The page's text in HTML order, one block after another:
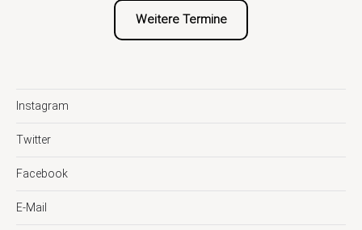
Weitere Termine
Instagram
Twitter
Facebook
E-Mail